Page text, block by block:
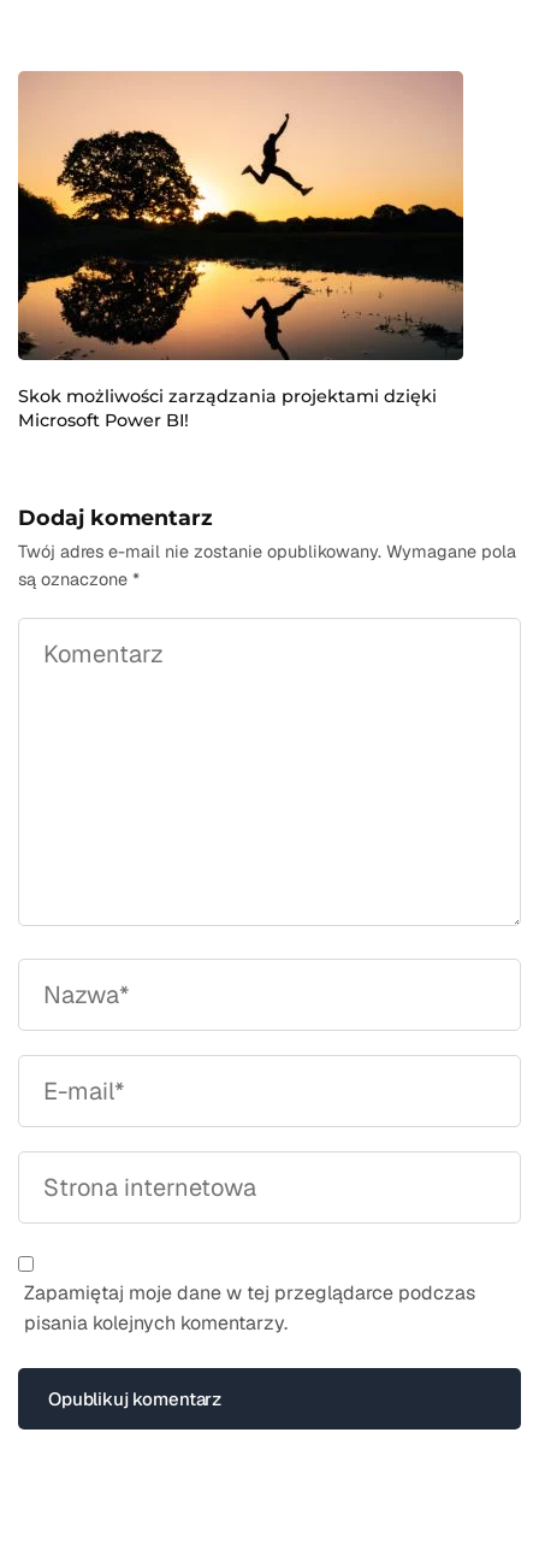
Skok możliwości zarządzania projektami dzięki
Microsoft Power BI!
Dodaj komentarz
Twój adres e-mail nie zostanie opublikowany. Wymagane pola
są oznaczone *
Zapamiętaj moje dane w tej przeglądarce podczas
pisania kolejnych komentarzy.